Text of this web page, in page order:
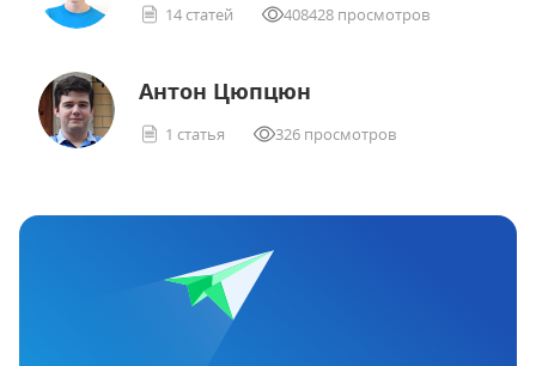
14 статей 408428 просмотров
Антон Цюпцюн
1 статья 326 просмотров